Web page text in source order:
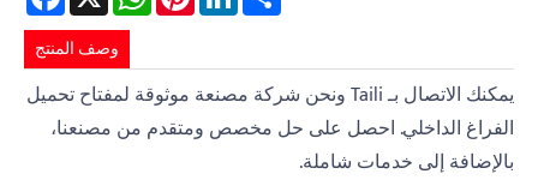
وصف المنتج
يمكنك الاتصال بـ Taili ونحن شركة مصنعة موثوقة لمفتاح تحميل
الفراغ الداخلي. احصل على حل مخصص ومتقدم من مصنعنا،
بالإضافة إلى خدمات شاملة.